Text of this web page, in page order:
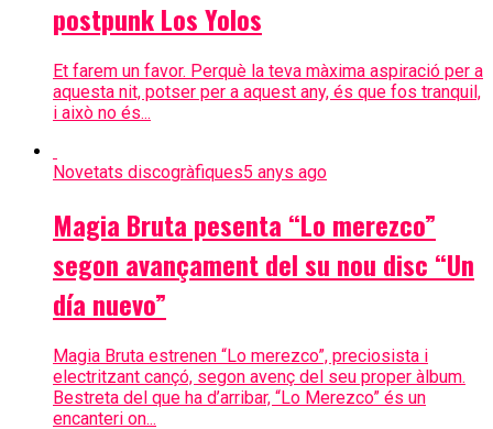
postpunk Los Yolos
Et farem un favor. Perquè la teva màxima aspiració per a
aquesta nit, potser per a aquest any, és que fos tranquil,
i això no és...
Novetats discogràfiques5 anys ago
Magia Bruta pesenta “Lo merezco”
segon avançament del su nou disc “Un
día nuevo”
Magia Bruta estrenen “Lo merezco”, preciosista i
electritzant cançó, segon avenç del seu proper àlbum.
Bestreta del que ha d’arribar, “Lo Merezco” és un
encanteri on...